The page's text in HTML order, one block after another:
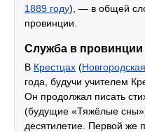
1889 году), — в общей
провинции.
Служба в провинции
В Крестцах (
года, будучи учителем
Он продолжал писать
(будущие «Тяжёлые
десятилетие. Первой же